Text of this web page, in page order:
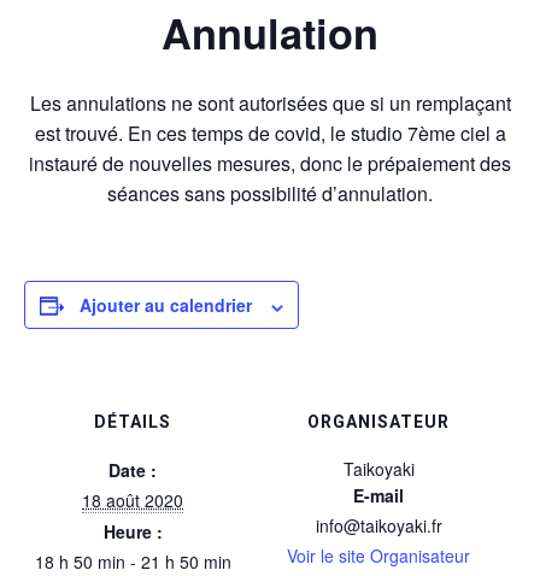
Annulation
Les annulations ne sont autorisées que si un remplaçant
est trouvé. En ces temps de covid, le studio 7ème ciel a
instauré de nouvelles mesures, donc le prépaiement des
séances sans possibilité d’annulation.
Ajouter au calendrier
DÉTAILS
Date :
18 août 2020
Heure :
18 h 50 min - 21 h 50 min
ORGANISATEUR
Taikoyaki
E-mail
info@taikoyaki.fr
Voir le site Organisateur